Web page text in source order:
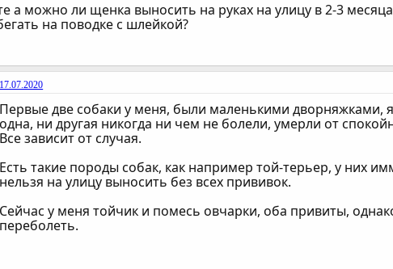
а можно ли щенка выносить на руках на улицу в 2-3
на поводке с шлейкой?
17.07.2020
Первые две собаки у меня, были маленькими дворняжками,
одна, ни другая никогда ни чем не болели, умерли от
Все зависит от случая.
Есть такие породы собак, как например той-терьер, у них
нельзя на улицу выносить без всех прививок.
Сейчас у меня тойчик и помесь овчарки, оба привиты,
переболеть.